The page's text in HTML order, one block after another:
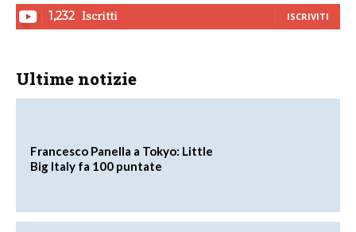
1,232 Iscritti ISCRIVITI
Ultime notizie
Francesco Panella a Tokyo: Little
Big Italy fa 100 puntate